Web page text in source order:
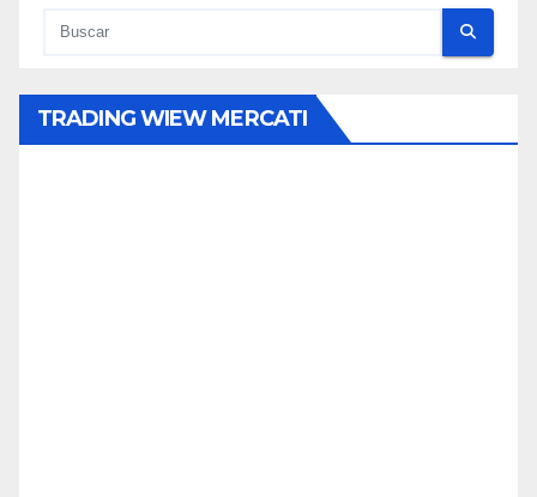
TRADING WIEW MERCATI